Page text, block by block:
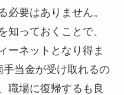
必要はありません。
知っておくことで、
ーネットとなり得ま
当金が受け取れるの
職場に復帰するも良